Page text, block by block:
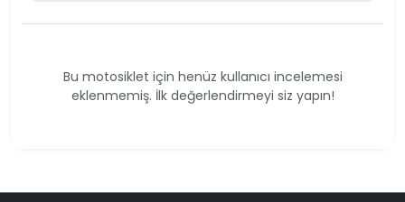
Bu motosiklet için henüz kullanıcı incelemesi
eklenmemiş. İlk değerlendirmeyi siz yapın!